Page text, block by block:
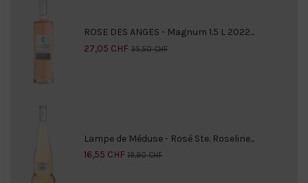
ROSE DES ANGES - Magnum 1.5 L 2022...
27,05 CHF 35,50 CHF
Lampe de Méduse - Rosé Ste. Roseline...
16,55 CHF 19,90 CHF